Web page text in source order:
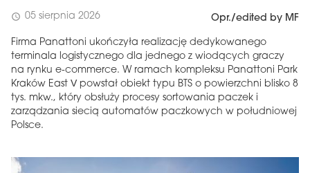
schedule 05 sierpnia 2026 Opr./edited by MF
Firma Panattoni ukończyła realizację dedykowanego
terminala logistycznego dla jednego z wiodących graczy
na rynku e-commerce. W ramach kompleksu Panattoni Park
Kraków East V powstał obiekt typu BTS o powierzchni blisko 8
tys. mkw., który obsłuży procesy sortowania paczek i
zarządzania siecią automatów paczkowych w południowej
Polsce.